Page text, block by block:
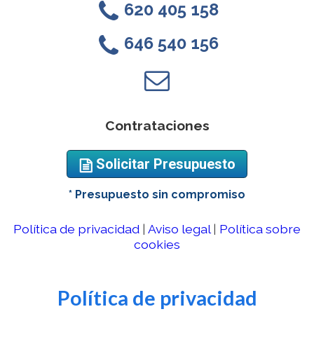
0 620 405 158
0 646 540 156
l
Contrataciones
o Solicitar Presupuesto
* Presupuesto sin compromiso
Política de privacidad | Aviso legal | Política sobre
cookies
Política de privacidad